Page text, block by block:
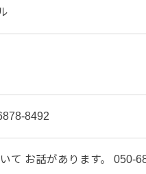
8492
て お話があります。 050-